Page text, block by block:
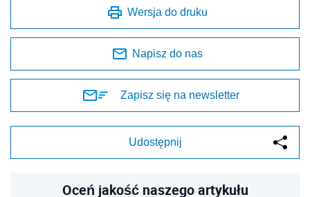
Wersja do druku
Napisz do nas
Zapisz się na newsletter
Udostępnij
Oceń jakość naszego artykułu